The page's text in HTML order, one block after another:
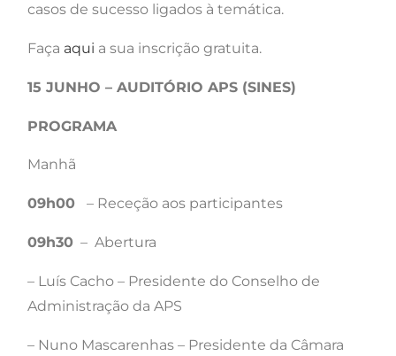
casos de sucesso ligados à temática.
Faça aqui a sua inscrição gratuita.
15 JUNHO – AUDITÓRIO APS (SINES)
PROGRAMA
Manhã
09h00 – Receção aos participantes
09h30 – Abertura
– Luís Cacho – Presidente do Conselho de
Administração da APS
– Nuno Mascarenhas – Presidente da Câmara